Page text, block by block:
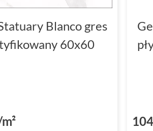
Blanco gres
60x60